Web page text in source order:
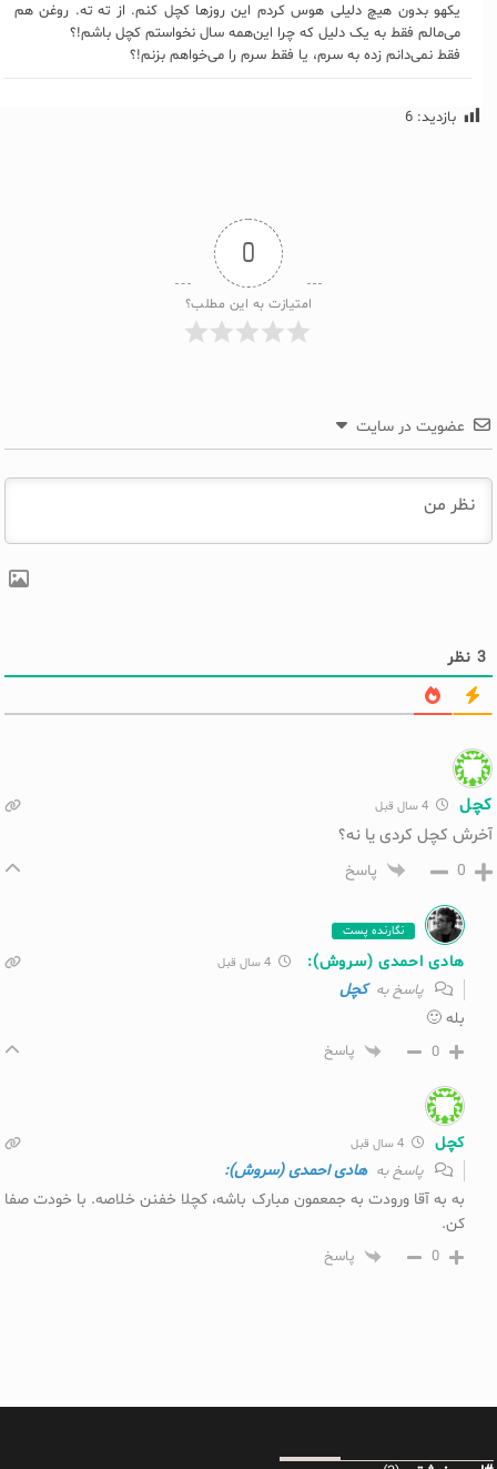
یکهو بدون هیچ دلیلی هوس کردم این روزها کچل کنم. از ته ته. روغن هم
می‌مالم فقط به یک دلیل که چرا این‌همه سال نخواستم کچل باشم!؟
فقط نمی‌دانم زده به سرم، یا فقط سرم را می‌خواهم بزنم!؟
بازدید: 6
0
امتیازت به این مطلب؟
عضویت در سایت
3 نظر
کچل 4 سال قبل
آخرش کچل کردی یا نه؟
0 پاسخ
نگارنده پست
هادی احمدی (سروش):
پاسخ بهکچل
بله 🙂
0 پاسخ
کچل 4 سال قبل
پاسخ بههادی احمدی (سروش):
به به آقا ورودت به جمعمون مبارک باشه، کچلا خفنن خلاصه. با خودت صفا
کن.
0 پاسخ